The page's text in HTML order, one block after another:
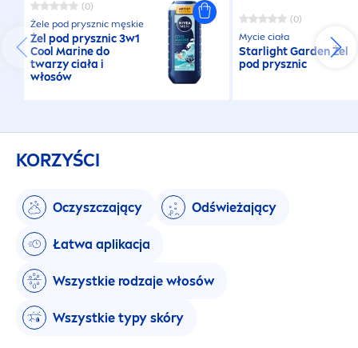
(0)
Żele pod prysznic męskie
Żel pod prysznic 3w1
Cool Marine do
twarzy ciała i
włosów
(0)
Mycie ciała
Starlight Garden Żel
pod prysznic
KORZYŚCI
Oczyszczający Odświeżający
Łatwa aplikacja
Wszystkie rodzaje włosów
Wszystkie typy skóry